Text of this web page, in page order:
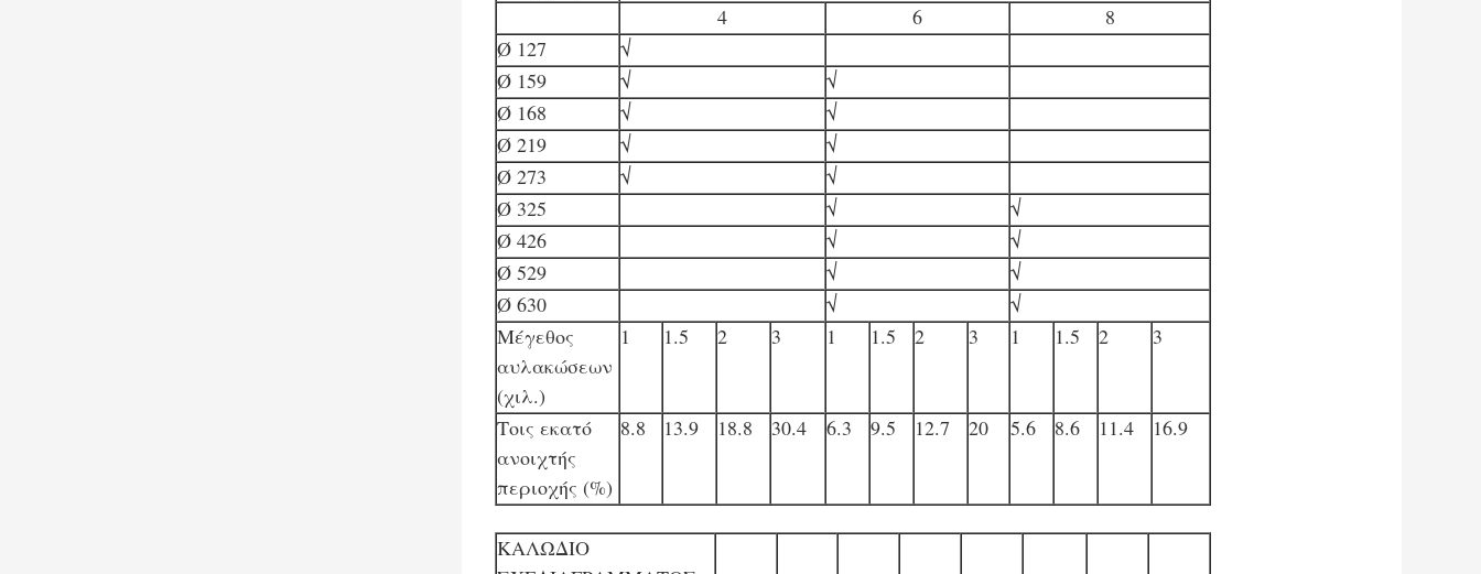
4 6
8
Ø 127
√
Ø 159
√
√
Ø 168
√
√
Ø 219
√
√
Ø 273
√
√
Ø 325
√
√
Ø 426
√
√
Ø 529
√
√
Ø 630
√
√
Μέγεθος
αυλακώσεων
(χιλ.)
1 1.5 2 3 1 1.5 2 3 1 1.5 2 3
Τοις εκατό
ανοιχτής
περιοχής (%)
8.8 13.9 18.8 30.4 6.3 9.5 12.7 20 5.6 8.6 11.4 16.9
ΚΑΛΩΔΙΟ